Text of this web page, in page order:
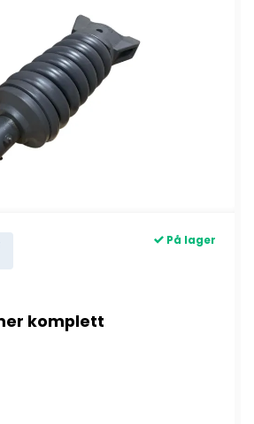
På lager
komplett